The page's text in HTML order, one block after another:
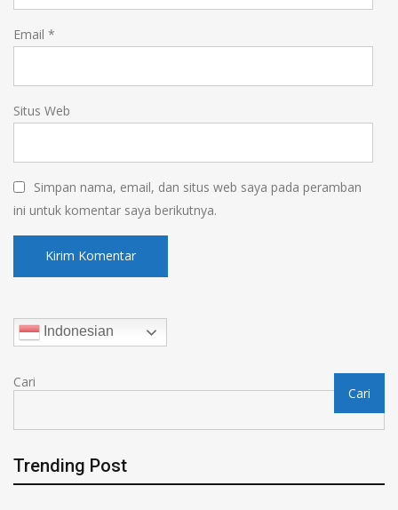
Email *
Situs Web
Simpan nama, email, dan situs web saya pada peramban
ini untuk komentar saya berikutnya.
Indonesian
Cari
Cari
Trending Post